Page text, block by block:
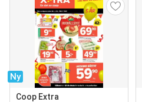
Ny
Coop Extra